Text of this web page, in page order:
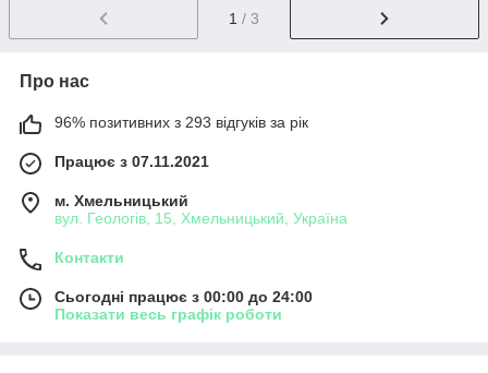
1 / 3
Про нас
96% позитивних з 293 відгуків за рік
Працює з 07.11.2021
м. Хмельницький
вул. Геологів, 15, Хмельницький, Україна
Контакти
Сьогодні працює з 00:00 до 24:00
Показати весь графік роботи